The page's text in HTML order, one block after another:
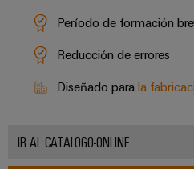
Período de formación
Reducción de errores
Diseñado para la
IR AL CATALOGO-ONLINE